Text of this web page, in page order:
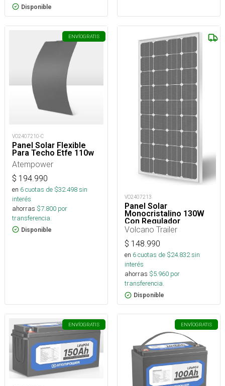
Disponible
ENVÍOGRATIS
VO2407210-C
Panel Solar Flexible
Para Techo Etfe 110w
Atempower
$ 194.990
en 6cuotas de $32.498sin
interés
ahorras $7.800 por
transferencia.
Disponible
VO2407213
Panel Solar
Monocristalino 130W
Con Regulador
Volcano Trailer
$ 148.990
en 6cuotas de $24.832sin
interés
ahorras $5.960 por
transferencia.
Disponible
ENVÍOGRATIS ENVÍOGRATIS